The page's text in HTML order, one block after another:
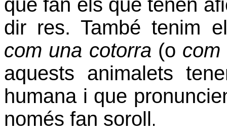
que fan els que tenen
dir res. També tenim
com una cotorra (o com
aquests animalets
humana i que
només fan soroll.